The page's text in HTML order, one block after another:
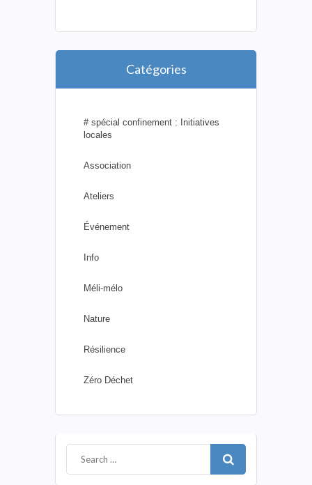
Catégories
# spécial confinement : Initiatives
locales
Association
Ateliers
Événement
Info
Méli-mélo
Nature
Résilience
Zéro Déchet